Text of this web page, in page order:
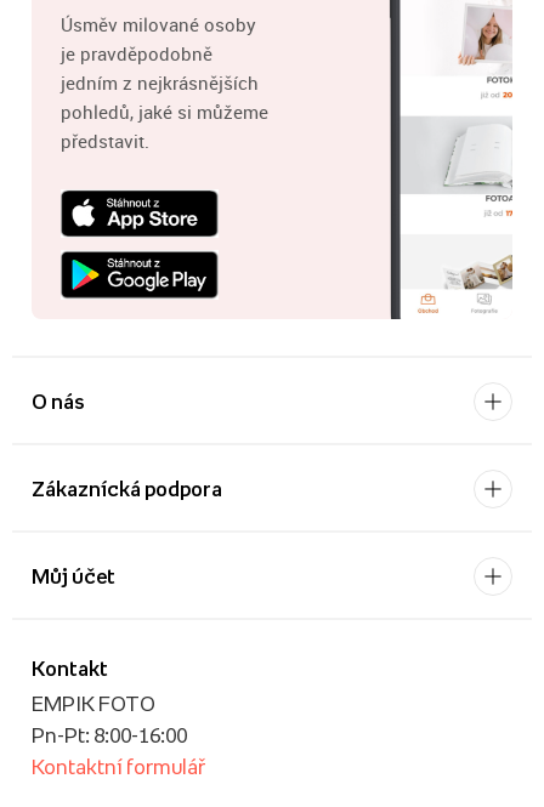
Úsměv milované osoby
je pravděpodobně
jedním z nejkrásnějších
pohledů, jaké si můžeme
představit.
O nás
Zákaznícká podpora
Kontakt
EMPIK FOTO
Pn-Pt: 8:00-16:00
Kontaktní formulář
Můj účet